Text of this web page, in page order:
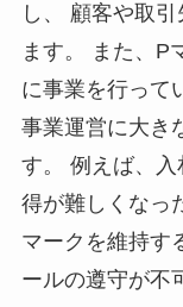
し、 顧客や取
ます。 また、P
に事業を行って
事業運営に大き
す。 例えば、
得が難しくなっ
マークを維持す
ールの遵守が不